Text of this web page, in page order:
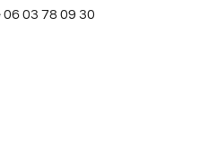
06 03 78 09 30